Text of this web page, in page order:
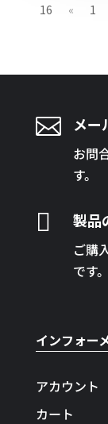
16
« 1
 メー
お問
す。
 製品
ご購
です。
インフォー
アカウント
カート